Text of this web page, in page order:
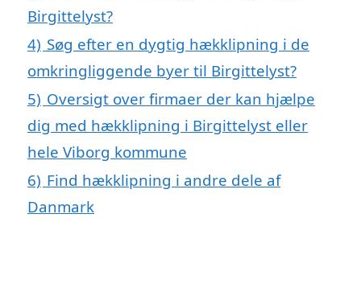
Birgittelyst?
4) Søg efter en dygtig hækklipning i de
omkringliggende byer til Birgittelyst?
5) Oversigt over firmaer der kan hjælpe
dig med hækklipning i Birgittelyst eller
hele Viborg kommune
6) Find hækklipning i andre dele af
Danmark